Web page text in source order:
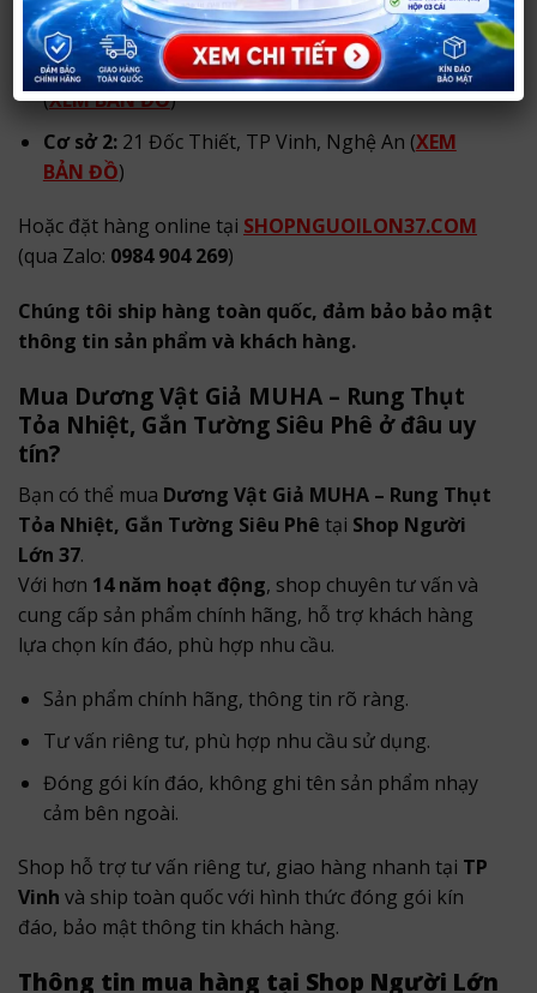
Hãy tới ngaySHOP NGƯỜI LỚN 37để mua trực tiếp:
Cơ sở 1:290 Phong Đình Cảng, TP Vinh, Nghệ An
(XEM BẢN ĐỒ)
Cơ sở 2:21 Đốc Thiết, TP Vinh, Nghệ An (XEM
BẢN ĐỒ)
Hoặc đặt hàng online tại SHOPNGUOILON37.COM
(qua Zalo: 0984 904 269)
Chúng tôi ship hàng toàn quốc, đảm bảo bảo mật
thông tin sản phẩm và khách hàng.
Mua Dương Vật Giả MUHA – Rung Thụt
Tỏa Nhiệt, Gắn Tường Siêu Phê ở đâu uy
tín?
Bạn có thể mua Dương Vật Giả MUHA – Rung Thụt
Tỏa Nhiệt, Gắn Tường Siêu Phê tại Shop Người
Lớn 37.
Với hơn 14 năm hoạt động, shop chuyên tư vấn và
cung cấp sản phẩm chính hãng, hỗ trợ khách hàng
lựa chọn kín đáo, phù hợp nhu cầu.
Sản phẩm chính hãng, thông tin rõ ràng.
Tư vấn riêng tư, phù hợp nhu cầu sử dụng.
Đóng gói kín đáo, không ghi tên sản phẩm nhạy
cảm bên ngoài.
Shop hỗ trợ tư vấn riêng tư, giao hàng nhanh tại TP
Vinh và ship toàn quốc với hình thức đóng gói kín
đáo, bảo mật thông tin khách hàng.
Thông tin mua hàng tại Shop Người Lớn